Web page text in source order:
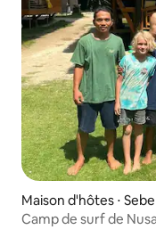
Maison d'hôtes ⋅
Camp de surf de